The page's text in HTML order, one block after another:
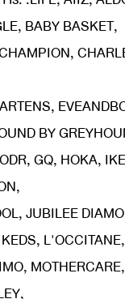
BABY BASKET,
BY
GQ, HOKA,
JUBILEE